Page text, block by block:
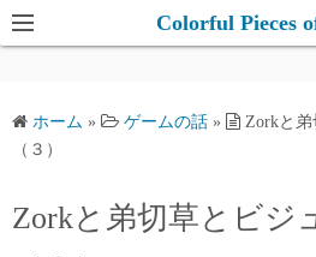
コ
ン
キ
Colorful Pieces
ホーム » ゲームの話 »
Zorkと
（３）
Zorkと弟切草とビジ